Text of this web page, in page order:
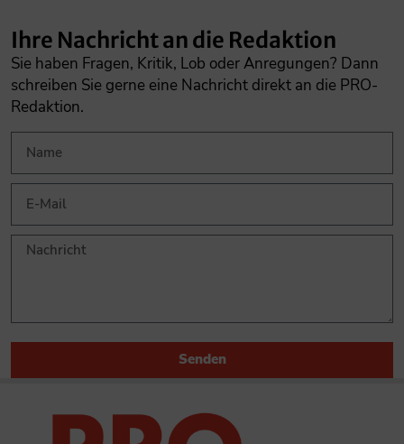
Ihre Nachricht an die Redaktion
Sie haben Fragen, Kritik, Lob oder Anregungen? Dann
schreiben Sie gerne eine Nachricht direkt an die PRO-
Redaktion.
Senden